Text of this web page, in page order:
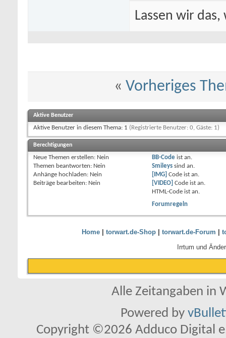
Lassen wir
« Vorheriges
Aktive Benutzer
Aktive Benutzer in diesem Thema: 1 (Registrierte Benutzer: 0, Gäste: 1)
Berechtigungen
Neue Themen erstellen: Nein
Themen beantworten: Nein
Anhänge hochladen: Nein
Beiträge bearbeiten: Nein
BB-Codeist an.
Smileyssind an.
[IMG] Code ist an.
[VIDEO] Code ist an.
HTML-Code ist an.
Forumregeln
Home| torwart.de-Shop| torwart.de-Forum
Irrtum und
Alle Zeitangaben in
Powered by
Copyright ©2026 Adduco Digital